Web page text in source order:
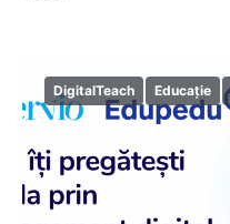
DigitalTeach Educație